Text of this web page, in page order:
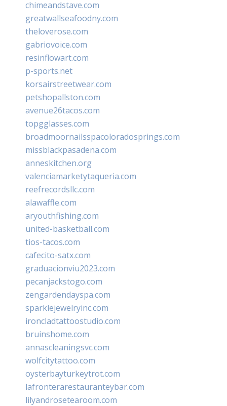
chimeandstave.com
greatwallseafoodny.com
theloverose.com
gabriovoice.com
resinflowart.com
p-sports.net
korsairstreetwear.com
petshopallston.com
avenue26tacos.com
topgglasses.com
broadmoornailsspacoloradosprings.com
missblackpasadena.com
anneskitchen.org
valenciamarketytaqueria.com
reefrecordsllc.com
alawaffle.com
aryouthfishing.com
united-basketball.com
tios-tacos.com
cafecito-satx.com
graduacionviu2023.com
pecanjackstogo.com
zengardendayspa.com
sparklejewelryinc.com
ironcladtattoostudio.com
bruinshome.com
annascleaningsvc.com
wolfcitytattoo.com
oysterbayturkeytrot.com
lafronterarestauranteybar.com
lilyandrosetearoom.com